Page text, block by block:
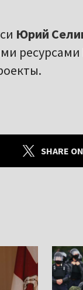
Юрий
ресурсами
SHARE